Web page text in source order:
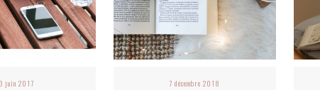
juin 2017 7 décembre 2018